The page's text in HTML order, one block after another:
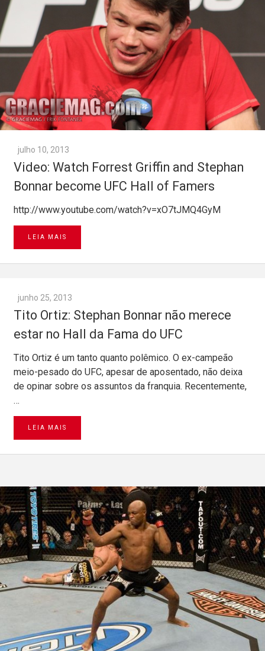
julho 10, 2013
Video: Watch Forrest Griffin and Stephan
Bonnar become UFC Hall of Famers
http://www.youtube.com/watch?v=xO7tJMQ4GyM
LEIA MAIS
junho 25, 2013
Tito Ortiz: Stephan Bonnar não merece
estar no Hall da Fama do UFC
Tito Ortiz é um tanto quanto polêmico. O ex-campeão
meio-pesado do UFC, apesar de aposentado, não deixa
de opinar sobre os assuntos da franquia. Recentemente,
…
LEIA MAIS